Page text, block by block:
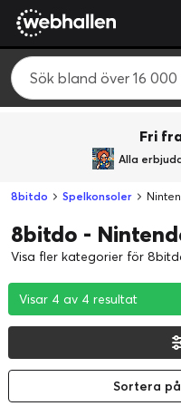
Fri
Alla
8bitdo Spelkonsoler
8bitdo -
Visa fler kategorier för
Visar 4 av 4 resultat
Visar 4 av 4 resultat
Visar 4 av 4 resultat
Sortera